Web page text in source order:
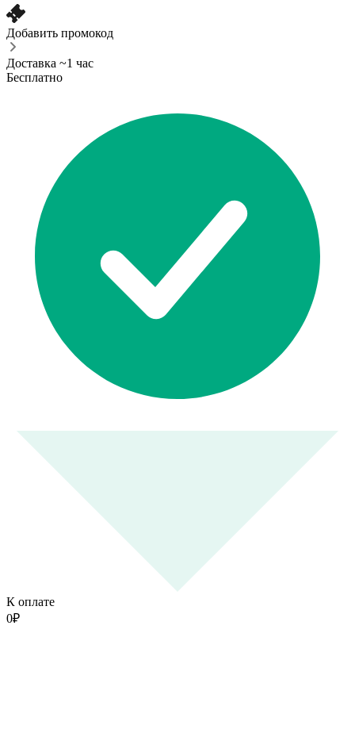
Добавить промокод
Доставка ~1 час
Бесплатно
К оплате
0₽